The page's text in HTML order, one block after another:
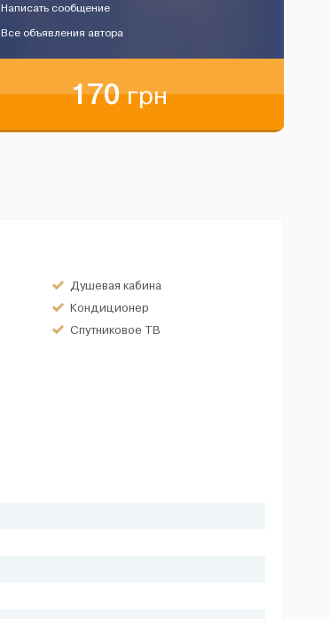
Написать сообщение
Все объявления автора
170грн
Душевая кабина
Кондиционер
Спутниковое ТВ